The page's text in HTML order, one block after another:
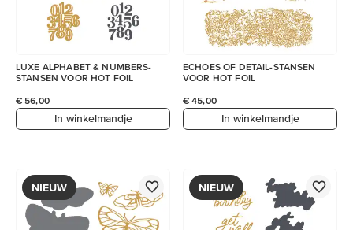
LUXE ALPHABET & NUMBERS-
STANSEN VOOR HOT FOIL
€ 56,00
In winkelmandje
ECHOES OF DETAIL-STANSEN
VOOR HOT FOIL
€ 45,00
In winkelmandje
NIEUW NIEUW